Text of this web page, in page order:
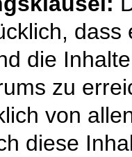
die
zu
von
diese